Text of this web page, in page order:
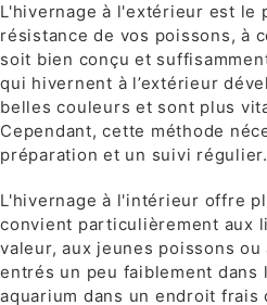
L'hivernage à l'extérieur est le
résistance de vos poissons, à
soit bien conçu et
qui hivernent à l’extérieur
belles couleurs et sont plus
Cependant, cette méthode
préparation et un suivi régulier.
L'hivernage à l'intérieur offre
convient particulièrement aux
valeur, aux jeunes poissons
entrés un peu faiblement dans
aquarium dans un endroit frais